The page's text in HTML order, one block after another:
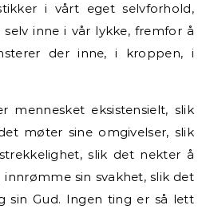
i vårt eget selvforhold,
inne i vår lykke, fremfor å
der inne, i kroppen, i
mennesket eksistensielt, slik
møter sine omgivelser, slik
slik det nekter å
sin svakhet, slik det
sin Gud. Ingen ting er så lett